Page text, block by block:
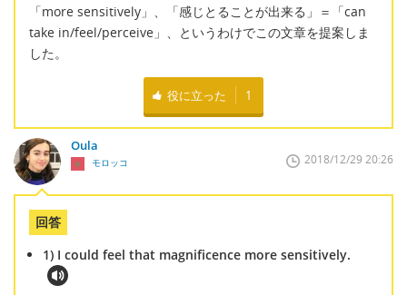
「more sensitively」、「感じとることが出来る」＝「can
take in/feel/perceive」、というわけでこの文章を提案しま
した。
役に立った 1
Oula
モロッコ 2018/12/29 20:26
回答
1) I could feel that magnificence more sensitively.